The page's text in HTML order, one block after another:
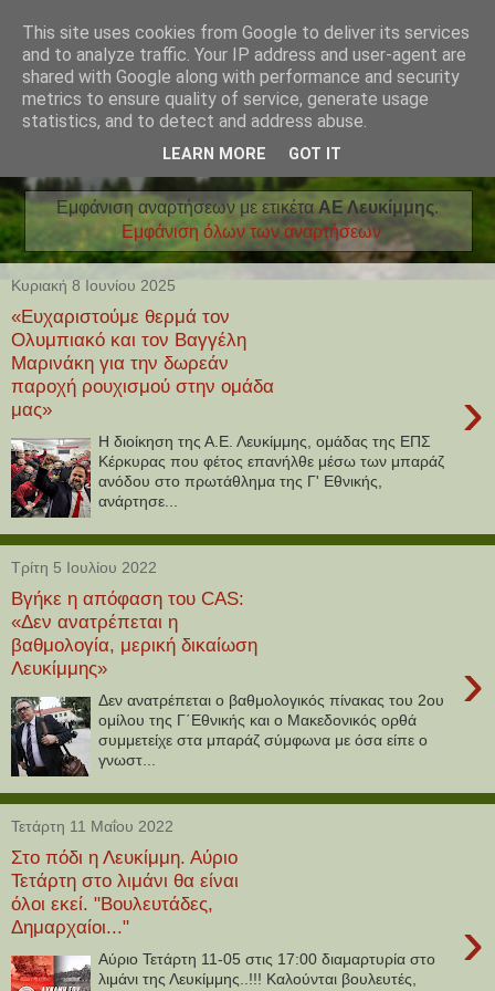
Εμφάνιση αναρτήσεων με ετικέταΑΕ Λευκίμμης.
Εμφάνιση όλων των αναρτήσεων
Κυριακή 8 Ιουνίου 2025
«Ευχαριστούμε θερμά τον
Ολυμπιακό και τον Βαγγέλη
Μαρινάκη για την δωρεάν
παροχή ρουχισμού στην ομάδα
μας»
›
Η διοίκηση της Α.Ε. Λευκίμμης, ομάδας της ΕΠΣ
Κέρκυρας που φέτος επανήλθε μέσω των μπαράζ
ανόδου στο πρωτάθλημα της Γ' Εθνικής,
ανάρτησε...
Τρίτη 5 Ιουλίου 2022
Βγήκε η απόφαση του CAS:
«Δεν ανατρέπεται η
βαθμολογία, μερική δικαίωση
Λευκίμμης»
›
Δεν ανατρέπεται ο βαθμολογικός πίνακας του 2ου
ομίλου της Γ΄Εθνικής και ο Μακεδονικός ορθά
συμμετείχε στα μπαράζ σύμφωνα με όσα είπε ο
γνωστ...
Τετάρτη 11 Μαΐου 2022
Στο πόδι η Λευκίμμη. Αύριο
Τετάρτη στο λιμάνι θα είναι
όλοι εκεί. "Βουλευτάδες,
Δημαρχαίοι..."
›
Αύριο Τετάρτη 11-05 στις 17:00 διαμαρτυρία στο
λιμάνι της Λευκίμμης..!!! Καλούνται βουλευτές,
This site uses cookies from Google to deliver its services
and to analyze traffic. Your IP address and user-agent are
shared with Google along with performance and security
metrics to ensure quality of service, generate usage
statistics, and to detect and address abuse.
LEARN MORE GOT IT